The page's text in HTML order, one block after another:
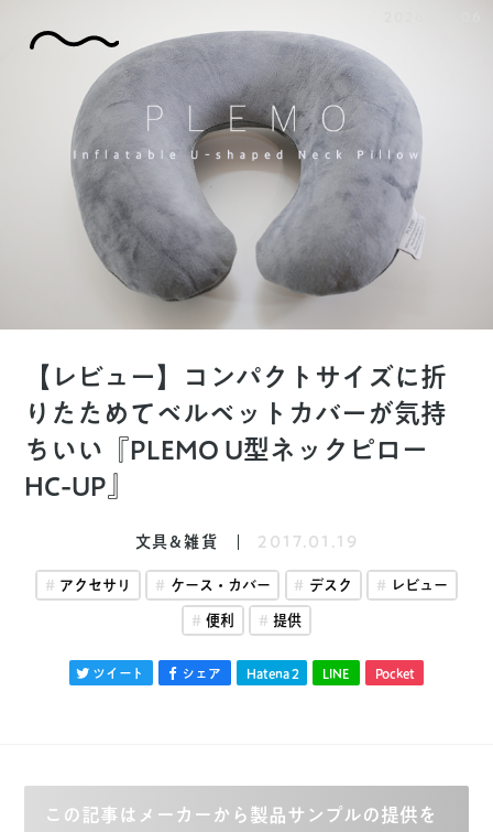
【レビュー】コンパクトサイズに折
りたためてベルベットカバーが気持
ちいい『PLEMO U型ネックピロー
HC-UP』
文具&雑貨 2017.01.19
アクセサリ ケース・カバー デスク レビュー
便利 提供
ツイート シェア Hatena 2 LINE Pocket
この記事はメーカーから製品サンプルの提供を